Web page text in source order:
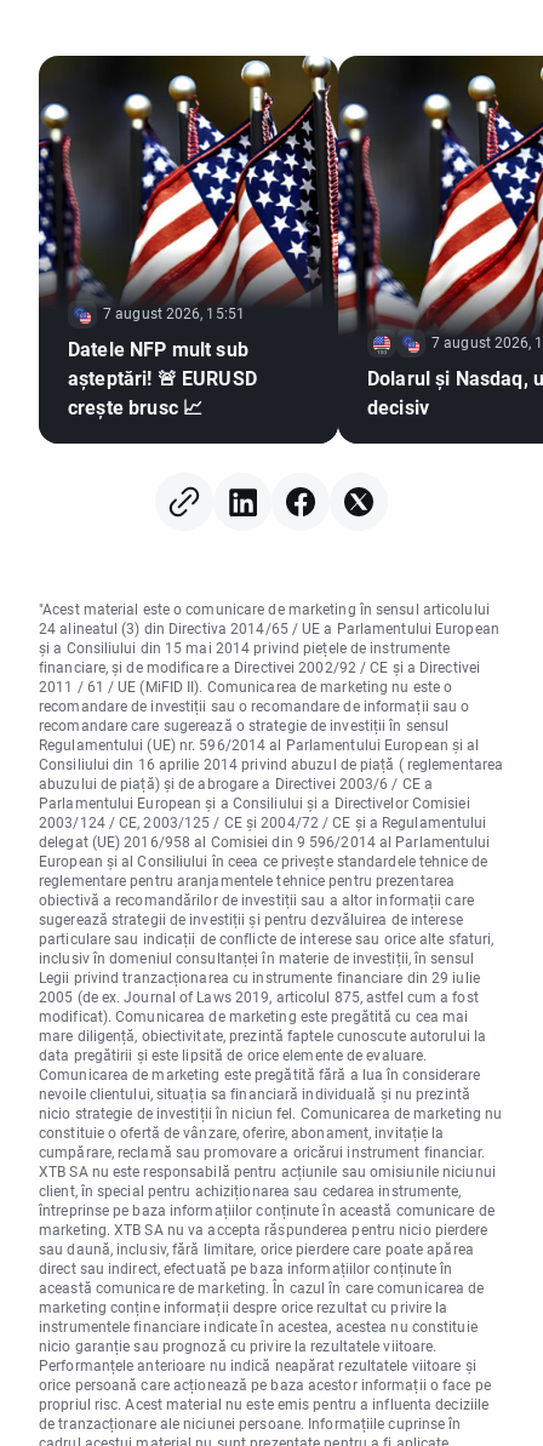
7 august 2026, 15:51
Datele NFP mult sub
așteptări! 🚨 EURUSD
crește brusc 📈
7 august 2026,
Dolarul și Nasdaq,
decisiv
"Acest material este o comunicare de marketing în sensul articolului
24 alineatul (3) din Directiva 2014/65 / UE a Parlamentului European
și a Consiliului din 15 mai 2014 privind piețele de instrumente
financiare, și de modificare a Directivei 2002/92 / CE și a Directivei
2011 / 61 / UE (MiFID II). Comunicarea de marketing nu este o
recomandare de investiții sau o recomandare de informații sau o
recomandare care sugerează o strategie de investiții în sensul
Regulamentului (UE) nr. 596/2014 al Parlamentului European și al
Consiliului din 16 aprilie 2014 privind abuzul de piață ( reglementarea
abuzului de piață) și de abrogare a Directivei 2003/6 / CE a
Parlamentului European și a Consiliului și a Directivelor Comisiei
2003/124 / CE, 2003/125 / CE și 2004/72 / CE și a Regulamentului
delegat (UE) 2016/958 al Comisiei din 9 596/2014 al Parlamentului
European și al Consiliului în ceea ce privește standardele tehnice de
reglementare pentru aranjamentele tehnice pentru prezentarea
obiectivă a recomandărilor de investiții sau a altor informații care
sugerează strategii de investiții și pentru dezvăluirea de interese
particulare sau indicații de conflicte de interese sau orice alte sfaturi,
inclusiv în domeniul consultanței în materie de investiții, în sensul
Legii privind tranzacționarea cu instrumente financiare din 29 iulie
2005 (de ex. Journal of Laws 2019, articolul 875, astfel cum a fost
modificat). Comunicarea de marketing este pregătită cu cea mai
mare diligență, obiectivitate, prezintă faptele cunoscute autorului la
data pregătirii și este lipsită de orice elemente de evaluare.
Comunicarea de marketing este pregătită fără a lua în considerare
nevoile clientului, situația sa financiară individuală și nu prezintă
nicio strategie de investiții în niciun fel. Comunicarea de marketing nu
constituie o ofertă de vânzare, oferire, abonament, invitație la
cumpărare, reclamă sau promovare a oricărui instrument financiar.
XTB SA nu este responsabilă pentru acțiunile sau omisiunile niciunui
client, în special pentru achiziționarea sau cedarea instrumente,
întreprinse pe baza informațiilor conținute în această comunicare de
marketing. XTB SA nu va accepta răspunderea pentru nicio pierdere
sau daună, inclusiv, fără limitare, orice pierdere care poate apărea
direct sau indirect, efectuată pe baza informațiilor conținute în
această comunicare de marketing. În cazul în care comunicarea de
marketing conține informații despre orice rezultat cu privire la
instrumentele financiare indicate în acestea, acestea nu constituie
nicio garanție sau prognoză cu privire la rezultatele viitoare.
Performanțele anterioare nu indică neapărat rezultatele viitoare și
orice persoană care acționează pe baza acestor informații o face pe
propriul risc. Acest material nu este emis pentru a influenta deciziile
de tranzacționare ale niciunei persoane. Informațiile cuprinse în